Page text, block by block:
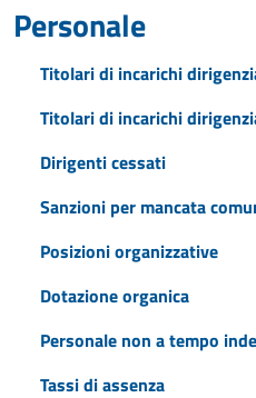
Personale
Titolari di incarichi
Titolari di incarichi
Dirigenti cessati
Sanzioni per mancata
Posizioni organizzative
Dotazione organica
Personale non a tempo
Tassi di assenza